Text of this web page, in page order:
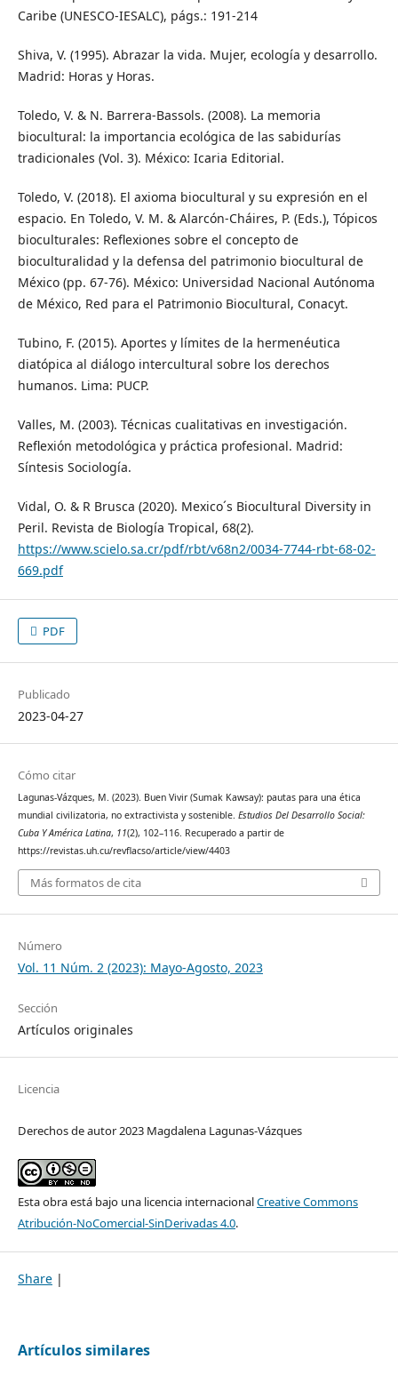
Caribe (UNESCO-IESALC), págs.: 191-214
Shiva, V. (1995). Abrazar la vida. Mujer, ecología y desarrollo.
Madrid: Horas y Horas.
Toledo, V. & N. Barrera-Bassols. (2008). La memoria
biocultural: la importancia ecológica de las sabidurías
tradicionales (Vol. 3). México: Icaria Editorial.
Toledo, V. (2018). El axioma biocultural y su expresión en el
espacio. En Toledo, V. M. & Alarcón-Cháires, P. (Eds.), Tópicos
bioculturales: Reflexiones sobre el concepto de
bioculturalidad y la defensa del patrimonio biocultural de
México (pp. 67-76). México: Universidad Nacional Autónoma
de México, Red para el Patrimonio Biocultural, Conacyt.
Tubino, F. (2015). Aportes y límites de la hermenéutica
diatópica al diálogo intercultural sobre los derechos
humanos. Lima: PUCP.
Valles, M. (2003). Técnicas cualitativas en investigación.
Reflexión metodológica y práctica profesional. Madrid:
Síntesis Sociología.
Vidal, O. & R Brusca (2020). Mexico´s Biocultural Diversity in
Peril. Revista de Biología Tropical, 68(2).
https://www.scielo.sa.cr/pdf/rbt/v68n2/0034-7744-rbt-68-02-
669.pdf
PDF
Publicado
2023-04-27
Cómo citar
Lagunas-Vázques, M. (2023). Buen Vivir (Sumak Kawsay): pautas para una ética
mundial civilizatoria, no extractivista y sostenible. Estudios Del Desarrollo Social:
Cuba Y América Latina, 11(2), 102–116. Recuperado a partir de
https://revistas.uh.cu/revflacso/article/view/4403
Más formatos de cita
Número
Vol. 11 Núm. 2 (2023): Mayo-Agosto, 2023
Sección
Artículos originales
Licencia
Derechos de autor 2023 Magdalena Lagunas-Vázques
Esta obra está bajo una licencia internacionalCreative Commons
Atribución-NoComercial-SinDerivadas 4.0.
Share |
Artículos similares